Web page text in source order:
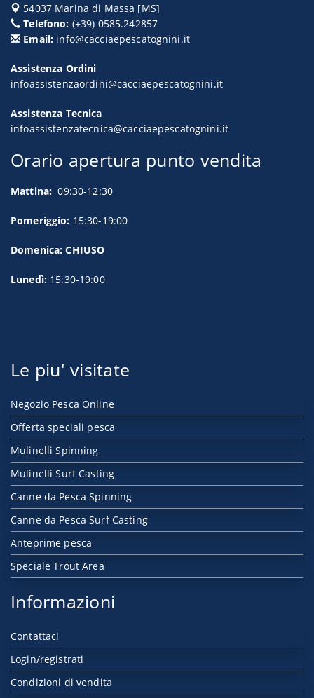
54037 Marina di Massa [MS]
Telefono: (+39) 0585.242857
Email: info@cacciaepescatognini.it
Assistenza Ordini
infoassistenzaordini@cacciaepescatognini.it
Assistenza Tecnica
infoassistenzatecnica@cacciaepescatognini.it
Orario apertura punto vendita
Mattina: 09:30-12:30
Pomeriggio: 15:30-19:00
Domenica: CHIUSO
Lunedì: 15:30-19:00
Le piu' visitate
Negozio Pesca Online
Offerta speciali pesca
Mulinelli Spinning
Mulinelli Surf Casting
Canne da Pesca Spinning
Canne da Pesca Surf Casting
Anteprime pesca
Speciale Trout Area
Informazioni
Contattaci
Login/registrati
Condizioni di vendita